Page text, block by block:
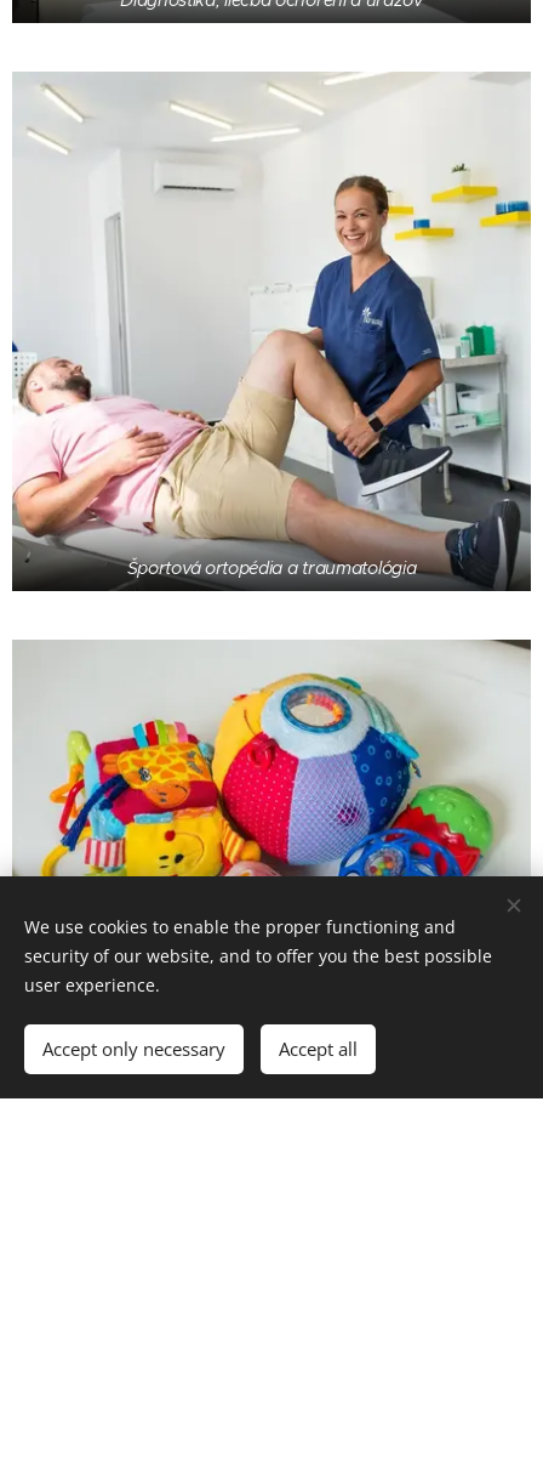
Športová ortopédia a traumatológia
We use cookies to enable the proper functioning and
security of our website, and to offer you the best possible
user experience.
Accept only necessary Accept all